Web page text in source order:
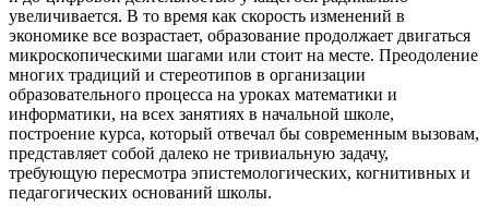
увеличивается. В то время как скорость изменений в
экономике все возрастает, образование продолжает двигаться
микроскопическими шагами или стоит на месте. Преодоление
многих традиций и стереотипов в организации
образовательного процесса на уроках математики и
информатики, на всех занятиях в начальной школе,
построение курса, который отвечал бы современным вызовам,
представляет собой далеко не тривиальную задачу,
требующую пересмотра эпистемологических, когнитивных и
педагогических оснований школы.